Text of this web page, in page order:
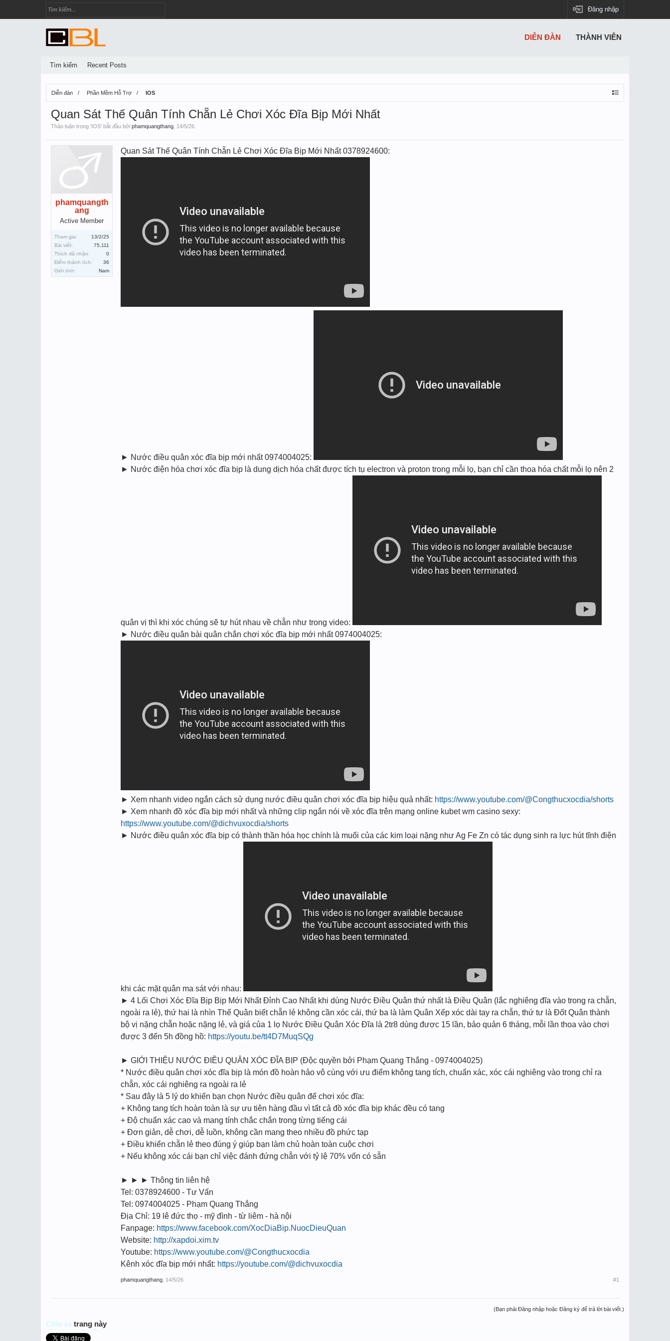
Đăng nhập
Diễn đàn Phần Mềm Hỗ Trợ IOS
Quan Sát Thế Quân Tính Chẵn Lẻ Chơi Xóc Đĩa Bịp Mới Nhất
Thảo luận trong 'IOS' bắt đầu bởi phamquangthang 14/5/26
phamquangth
ang
Active Member
Tham gia:
13/2/25
Bài viết:
75,111
Thích đã nhận:
0
Điểm thành tích:
36
Giới tính:
Nam
Quan Sát Thế Quân Tính Chẵn Lẻ Chơi Xóc Đĩa Bịp Mới Nhất 0378924600:
► Nước điều quân xóc đĩa bịp mới nhất 0974004025:
► Nước điện hóa chơi xóc đĩa bịp là dung dịch hóa chất được tích tụ electron và proton trong mỗi lọ, bạn chỉ cần thoa hóa chất mỗi lọ nên 2
quân vị thì khi xóc chúng sẽ tự hút nhau về chẵn như trong video:
► Nước điều quân bài quân chắn chơi xóc đĩa bịp mới nhất 0974004025:
► Xem nhanh video ngắn cách sử dụng nước điều quân chơi xóc đĩa bịp hiệu quả nhất: https://www.youtube.com/@Congthucxocdia/shorts
► Xem nhanh đồ xóc đĩa bịp mới nhất và những clip ngắn nói về xóc đĩa trên mạng online kubet wm casino sexy:
https://www.youtube.com/@dichvuxocdia/shorts
► Nước điều quân xóc đĩa bịp có thành thần hóa học chính là muối của các kim loại nặng như Ag Fe Zn có tác dụng sinh ra lực hút tĩnh điện
khi các mặt quân ma sát với nhau:
► 4 Lối Chơi Xóc Đĩa Bịp Bịp Mới Nhất Đỉnh Cao Nhất khi dùng Nước Điều Quân thứ nhất là Điều Quân (lắc nghiêng đĩa vào trong ra chẵn,
ngoài ra lẻ), thứ hai là nhìn Thế Quân biết chẵn lẻ không cần xóc cái, thứ ba là làm Quân Xếp xóc dài tay ra chẵn, thứ tư là Đốt Quân thành
bộ vị nặng chẵn hoặc nặng lẻ, và giá của 1 lọ Nước Điều Quân Xóc Đĩa là 2tr8 dùng được 15 lần, bảo quản 6 tháng, mỗi lần thoa vào chơi
được 3 đến 5h đồng hồ: https://youtu.be/tt4D7MuqSQg
► GIỚI THIỆU NƯỚC ĐIỀU QUÂN XÓC ĐĨA BỊP (Độc quyền bởi Phạm Quang Thắng - 0974004025)
* Nước điều quân chơi xóc đĩa bịp là món đồ hoàn hảo vô cùng với ưu điểm không tang tích, chuẩn xác, xóc cái nghiêng vào trong chỉ ra
chẵn, xóc cái nghiêng ra ngoài ra lẻ
* Sau đây là 5 lý do khiến bạn chọn Nước điều quân để chơi xóc đĩa:
+ Không tang tích hoàn toàn là sự ưu tiên hàng đầu vì tất cả đồ xóc đĩa bịp khác đều có tang
+ Độ chuẩn xác cao và mang tính chắc chắn trong từng tiếng cái
+ Đơn giản, dễ chơi, dễ luồn, không cần mang theo nhiều đồ phức tạp
+ Điều khiển chẵn lẻ theo đúng ý giúp bạn làm chủ hoàn toàn cuộc chơi
+ Nếu không xóc cái bạn chỉ việc đánh đứng chẵn với tỷ lệ 70% vốn có sẵn
► ► ► Thông tin liên hệ
Tel: 0378924600 - Tư Vấn
Tel: 0974004025 - Phạm Quang Thắng
Địa Chỉ: 19 lê đức thọ - mỹ đình - từ liêm - hà nội
Fanpage: https://www.facebook.com/XocDiaBip.NuocDieuQuan
Website: http://xapdoi.xim.tv
Youtube: https://www.youtube.com/@Congthucxocdia
Kênh xóc đĩa bịp mới nhất: https://youtube.com/@dichvuxocdia
phamquangthang 14/5/26 #1
(Bạn phải Đăng nhập hoặc Đăng ký để trả lời bài viết.)
Chia sẻ trang này
DIỄN ĐÀN
Tìm kiếm Recent Posts
THÀNH VIÊN